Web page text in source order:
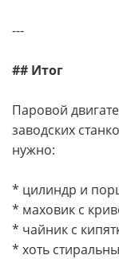
---
## Итог
Паровой
заводских
нужно:
* цилиндр и
* маховик с
* чайник с
* хоть